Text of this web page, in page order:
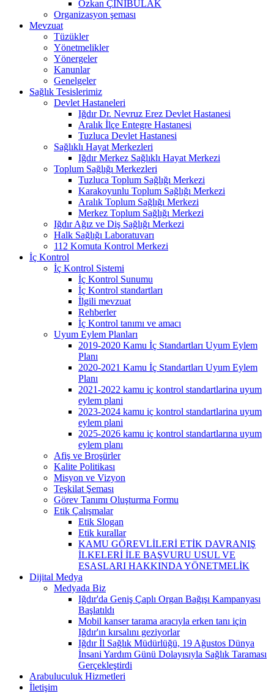
Özkan ÇİNİBULAK
Organizasyon şeması
Mevzuat
Tüzükler
Yönetmelikler
Yönergeler
Kanunlar
Genelgeler
Sağlık Tesislerimiz
Devlet Hastaneleri
Iğdır Dr. Nevruz Erez Devlet Hastanesi
Aralık İlçe Entegre Hastanesi
Tuzluca Devlet Hastanesi
Sağlıklı Hayat Merkezleri
Iğdır Merkez Sağlıklı Hayat Merkezi
Toplum Sağlığı Merkezleri
Tuzluca Toplum Sağlığı Merkezi
Karakoyunlu Toplum Sağlığı Merkezi
Aralık Toplum Sağlığı Merkezi
Merkez Toplum Sağlığı Merkezi
Iğdır Ağız ve Diş Sağlığı Merkezi
Halk Sağlığı Laboratuvarı
112 Komuta Kontrol Merkezi
İç Kontrol
İç Kontrol Sistemi
İç Kontrol Sunumu
İç Kontrol standartları
İlgili mevzuat
Rehberler
İç Kontrol tanımı ve amacı
Uyum Eylem Planları
2019-2020 Kamu İç Standartları Uyum Eylem
Planı
2020-2021 Kamu İç Standartları Uyum Eylem
Planı
2021-2022 kamu iç kontrol standartlarina uyum
eylem plani
2023-2024 kamu iç kontrol standartlarina uyum
eylem plani
2025-2026 kamu iç kontrol standartlarına uyum
eylem planı
Afiş ve Broşürler
Kalite Politikası
Misyon ve Vizyon
Teşkilat Şeması
Görev Tanımı Oluşturma Formu
Etik Çalışmalar
Etik Slogan
Etik kurallar
KAMU GÖREVLİLERİ ETİK DAVRANIŞ
İLKELERİ İLE BAŞVURU USUL VE
ESASLARI HAKKINDA YÖNETMELİK
Dijital Medya
Medyada Biz
Iğdır'da Geniş Çaplı Organ Bağışı Kampanyası
Başlatıldı
Mobil kanser tarama aracıyla erken tanı için
Iğdır'ın kırsalını geziyorlar
Iğdır İl Sağlık Müdürlüğü, 19 Ağustos Dünya
İnsani Yardım Günü Dolayısıyla Sağlık Taraması
Gerçekleştirdi
Arabuluculuk Hizmetleri
İletişim